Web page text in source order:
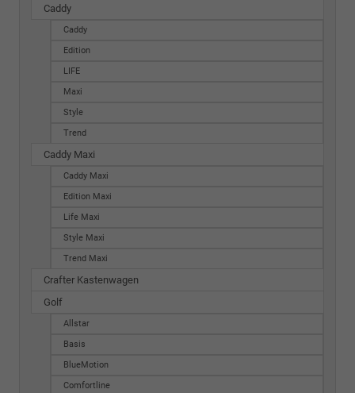
Caddy
Caddy
Edition
LIFE
Maxi
Style
Trend
Caddy Maxi
Caddy Maxi
Edition Maxi
Life Maxi
Style Maxi
Trend Maxi
Crafter Kastenwagen
Golf
Allstar
Basis
BlueMotion
Comfortline